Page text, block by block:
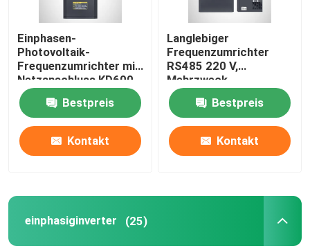
Einphasen-
Photovoltaik-
Frequenzumrichter mit
Netzanschluss KD600
MPPT 220 V
Bestpreis
Kontakt
Langlebiger
Frequenzumrichter
RS485 220 V,
Mehrzweck-
Wechselstrommotor-
Wechselrichterantrieb
Bestpreis
Kontakt
einphasiginverter (25)